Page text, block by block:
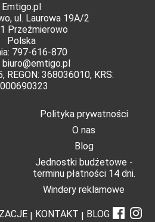
Emtigo.pl
ul. Laurowa 19A/2
Przeźmierowo
Polska
797-616-870
biuro@emtigo.pl
REGON: 368036010, KRS:
Polityka prywatności
O nas
Blog
Jednostki budżetowe -
terminu płatności 14 dni.
Windery reklamowe
| KONTAKT | BLOG